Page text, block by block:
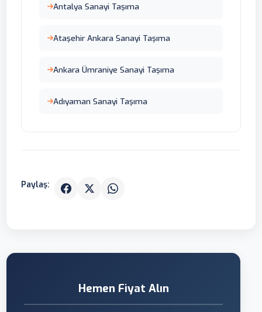
Antalyа Sanayi Taşıma
Ataşehir Ankara Sanayi Taşıma
Ankara Ümraniye Sanayi Taşıma
Adıyaman Sanayi Taşıma
Paylaş:
Hemen Fiyat Alın